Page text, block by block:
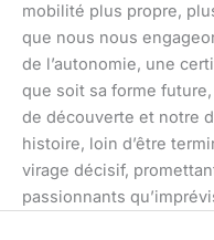
mobilité plus propre,
que nous nous
de l’autonomie, une
que soit sa forme
de découverte et notre
histoire, loin d’être
virage décisif,
passionnants